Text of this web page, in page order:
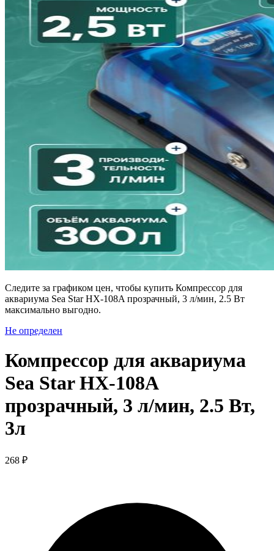
Следите за графиком цен, чтобы купить Компрессор для
аквариума Sea Star HX-108A прозрачный, 3 л/мин, 2.5 Вт
максимально выгодно.
Не определен
Компрессор для аквариума
Sea Star HX-108A
прозрачный, 3 л/мин, 2.5 Вт,
3л
268 ₽